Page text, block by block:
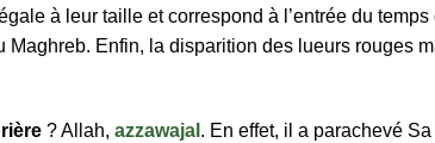
à leur taille et correspond à l’entrée du temps
Enfin, la disparition des lueurs rouges
? Allah, azzawajal . En effet, il a parachevé